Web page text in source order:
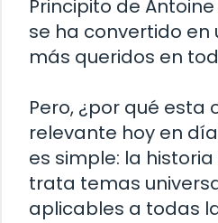
Principito de
se ha convertido en
más queridos en
Pero, ¿por qué esta
relevante hoy en
es simple: la
trata temas
aplicables a todas